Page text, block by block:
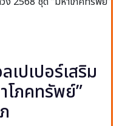
ปเปอร์เสริม
โภคทรัพย์”